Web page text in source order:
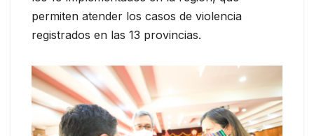
permiten atender los casos de violencia
registrados en las 13 provincias.